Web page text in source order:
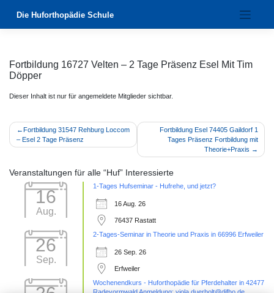
Die Huforthopädie Schule
Fortbildung 16727 Velten – 2 Tage Präsenz Esel Mit Tim
Döpper
Dieser Inhalt ist nur für angemeldete Mitglieder sichtbar.
Beitragsnavigation
Fortbildung 31547 Rehburg Loccom
– Esel 2 Tage Präsenz
Fortbildung Esel 74405 Gaildorf 1
Tages Präsenz Fortbildung mit
Theorie+Praxis
Veranstaltungen für alle “Huf” Interessierte
16
Aug.
1-Tages Hufseminar - Hufrehe, und jetzt?
16 Aug. 26
76437 Rastatt
26
Sep.
2-Tages-Seminar in Theorie und Praxis in 66996 Erfweiler
26 Sep. 26
Erfweiler
Wochenendkurs - Huforthopädie für Pferdehalter in 42477